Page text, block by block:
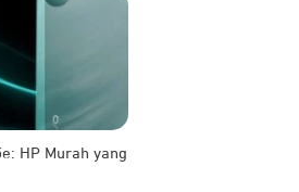
HP Murah yang